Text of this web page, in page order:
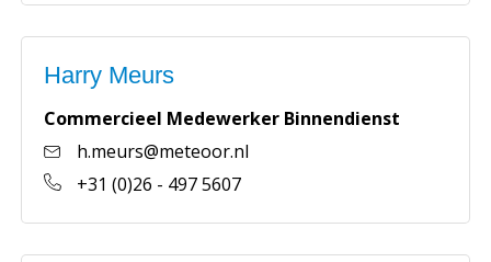
Harry Meurs
Commercieel Medewerker Binnendienst
h.meurs@meteoor.nl
+31 (0)26 - 497 5607